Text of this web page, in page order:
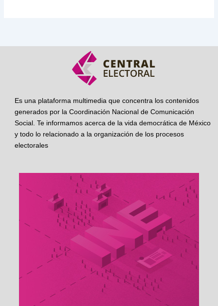
Es una plataforma multimedia que concentra los contenidos
generados por la Coordinación Nacional de Comunicación
Social. Te informamos acerca de la vida democrática de México
y todo lo relacionado a la organización de los procesos
electorales